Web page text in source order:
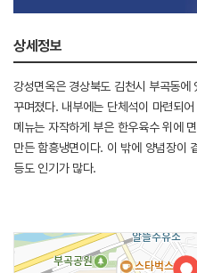
상세정보
강성면옥은 경상북도 김천시 부곡동
꾸며졌다. 내부에는 단체석이 마련되
메뉴는 자작하게 부은 한우육수 위에
만든 함흥냉면이다. 이 밖에 양념장이
등도 인기가 많다.